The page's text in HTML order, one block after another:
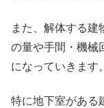
また、解体する建
の量や手間・機械
になっていきます。
特に地下室がある